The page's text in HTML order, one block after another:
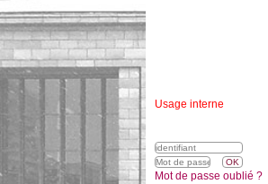
Usage interne
Mot de passe oublié ?